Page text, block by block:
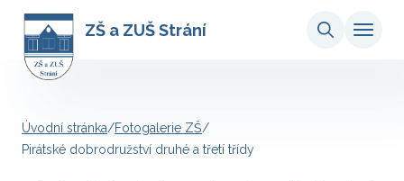
ZŠ a ZUŠ Strání
Úvodní stránka/Fotogalerie ZŠ/
Pirátské dobrodružství druhé a třetí třídy